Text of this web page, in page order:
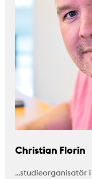
Christian Florin
…studieorganisatör